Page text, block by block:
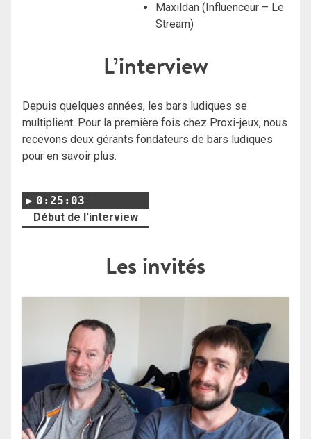
Maxildan (Influenceur – Le
Stream)
L’interview
Depuis quelques années, les bars ludiques se
multiplient. Pour la première fois chez Proxi-jeux, nous
recevons deux gérants fondateurs de bars ludiques
pour en savoir plus.
0:25:03
Début de l'interview
Les invités